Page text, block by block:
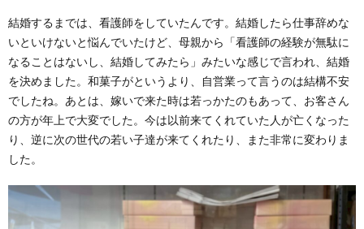
結婚するまでは、看護師をしていたんです。結婚したら仕事辞めな
いといけないと悩んでいたけど、母親から「看護師の経験が無駄に
なることはないし、結婚してみたら」みたいな感じで言われ、結婚
を決めました。和菓子がというより、自営業って言うのは結構不安
でしたね。あとは、嫁いで来た時は若っかたのもあって、お客さん
の方が年上で大変でした。今は以前来てくれていた人が亡くなった
り、逆に次の世代の若い子達が来てくれたり、また非常に変わりま
した。